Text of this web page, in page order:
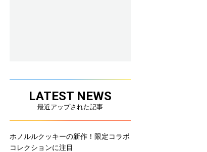
LATEST NEWS
最近アップされた記事
ホノルルクッキーの新作！限定コラボ
コレクションに注目